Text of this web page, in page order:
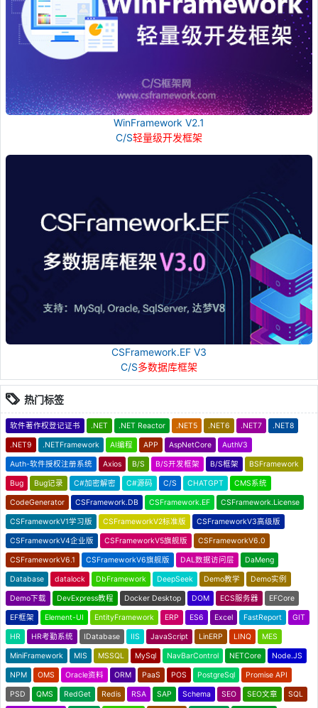
WinFramework V2.1
C/S轻量级开发框架
CSFramework.EF V3
C/S多数据库框架
热门标签
软件著作权登记证书 .NET .NET Reactor .NET5 .NET6 .NET7 .NET8
.NET9 .NETFramework AI编程 APP AspNetCore AuthV3
Auth-软件授权注册系统 Axios B/S B/S开发框架 B/S框架 BSFramework
Bug Bug记录 C#加密解密 C#源码 C/S CHATGPT CMS系统
CodeGenerator CSFramework.DB CSFramework.EF CSFramework.License
CSFrameworkV1学习版 CSFrameworkV2标准版 CSFrameworkV3高级版
CSFrameworkV4企业版 CSFrameworkV5旗舰版 CSFrameworkV6.0
CSFrameworkV6.1 CSFrameworkV6旗舰版 DAL数据访问层 DaMeng
Database datalock DbFramework DeepSeek Demo教学 Demo实例
Demo下载 DevExpress教程 Docker Desktop DOM ECS服务器 EFCore
EF框架 Element-UI EntityFramework ERP ES6 Excel FastReport GIT
HR HR考勤系统 IDatabase IIS JavaScript LinERP LINQ MES
MiniFramework MIS MSSQL MySql NavBarControl NETCore Node.JS
NPM OMS Oracle资料 ORM PaaS POS PostgreSql Promise API
PSD QMS RedGet Redis RSA SAP Schema SEO SEO文章 SQL